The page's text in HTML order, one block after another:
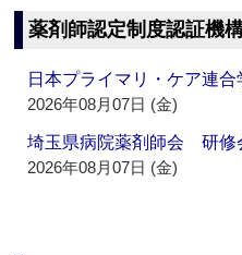
薬剤師認定制度認証機
日本プライマリ・ケア連
2026年08月07日 (金)
埼玉県病院薬剤師会 研
2026年08月07日 (金)